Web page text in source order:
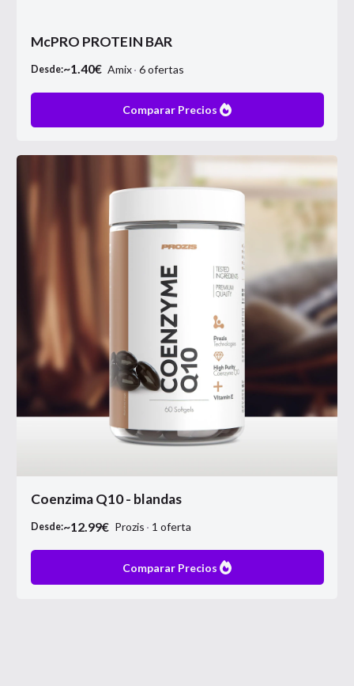
McPRO PROTEIN BAR
Desde:~1.40€ Amix 6 ofertas
Comparar Precios
Coenzima Q10 - blandas
Desde:~12.99€ Prozis 1 oferta
Comparar Precios